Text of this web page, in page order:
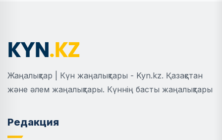
Жаңалықтар | Күн жаңалықтары - Kyn.kz. Қазақстан
және әлем жаңалықтары. Күннің басты жаңалықтары
Редакция